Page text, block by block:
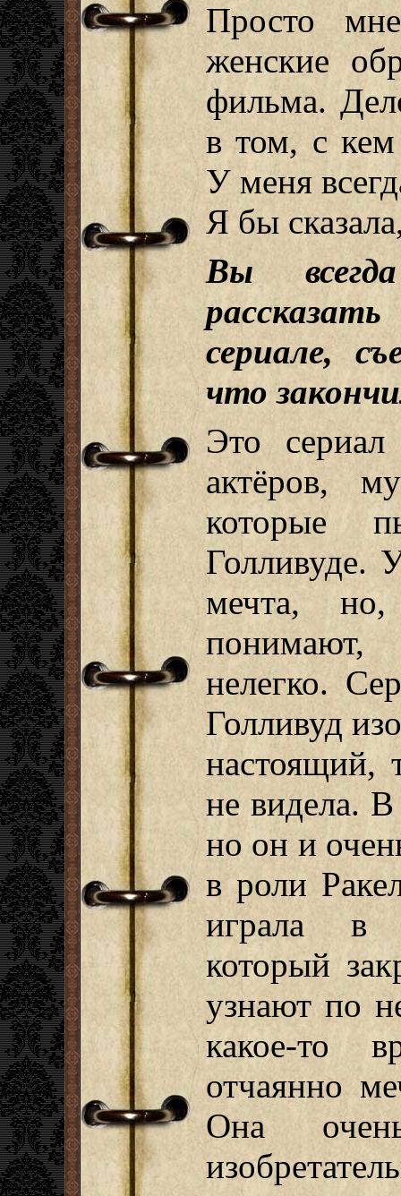
Просто
женские
фильма.
в том, с кем
У меня
Я бы
Вы
сериале,
что
Это
актёров,
которые
Голливуде.
мечта,
понимают,
нелегко.
Голливуд
настоящий,
не видела.
но он и
в роли
играла в
который
узнают по
какое-то
отчаянно
Она